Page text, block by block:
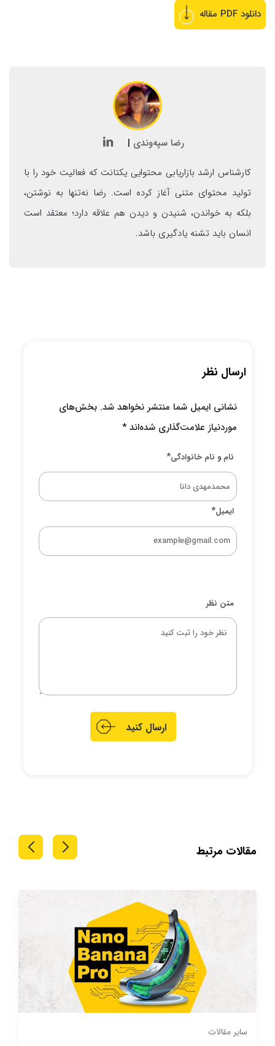
دانلود PDF مقاله
رضا سپه‌وندی |

کارشناس ارشد بازاریابی محتوایی یکتانت که فعالیت خود را با
تولید محتوای متنی آغاز کرده است. رضا نه‌تنها به نوشتن،
بلکه به خواندن، شنیدن و دیدن هم علاقه دارد؛ معتقد است
انسان باید تشنه یادگیری باشد.
ارسال نظر
نشانی ایمیل شما منتشر نخواهد شد. بخش‌های
موردنیاز علامت‌گذاری شده‌اند*
نام و نام خانوادگی*
ایمیل*
متن نظر
مقالات مرتبط
سایر مقالات